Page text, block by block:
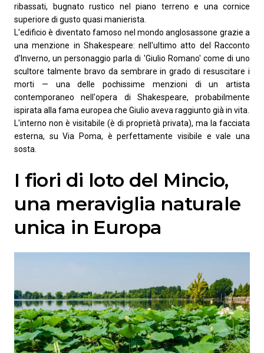
ribassati, bugnato rustico nel piano terreno e una cornice
superiore di gusto quasi manierista.
L'edificio è diventato famoso nel mondo anglosassone grazie a
una menzione in Shakespeare: nell'ultimo atto del Racconto
d'Inverno, un personaggio parla di 'Giulio Romano' come di uno
scultore talmente bravo da sembrare in grado di resuscitare i
morti — una delle pochissime menzioni di un artista
contemporaneo nell'opera di Shakespeare, probabilmente
ispirata alla fama europea che Giulio aveva raggiunto già in vita.
L'interno non è visitabile (è di proprietà privata), ma la facciata
esterna, su Via Poma, è perfettamente visibile e vale una
sosta.
I fiori di loto del Mincio,
una meraviglia naturale
unica in Europa